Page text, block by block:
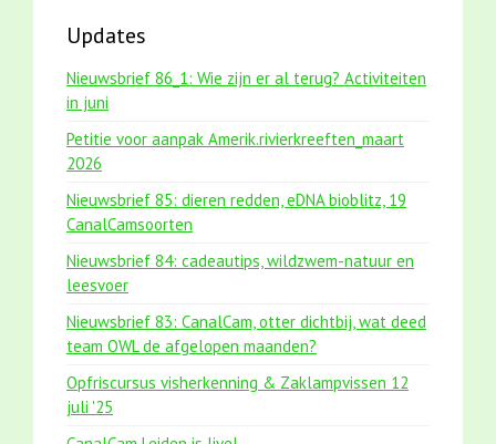
Updates
Nieuwsbrief 86_1: Wie zijn er al terug? Activiteiten
in juni
Petitie voor aanpak Amerik.rivierkreeften_maart
2026
Nieuwsbrief 85: dieren redden, eDNA bioblitz, 19
CanalCamsoorten
Nieuwsbrief 84: cadeautips, wildzwem-natuur en
leesvoer
Nieuwsbrief 83: CanalCam, otter dichtbij, wat deed
team OWL de afgelopen maanden?
Opfriscursus visherkenning & Zaklampvissen 12
juli '25